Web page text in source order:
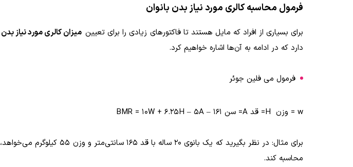
فرمول محاسبه کالری مورد نیاز بدن بانوان
برای بسیاری از افراد که مایل هستند تا فاکتور‌های زیادی را برای تعیین میزان کالری مورد نیاز بدن
دارد که در ادامه به آن‌ها اشاره خواهیم کرد.
فرمول می‌ فلین جوئر
w = وزن H= قد A= سن BMR = 10W + 6.25H – 5A – 161
برای مثال: در نظر بگیرید که یک بانوی
محاسبه کند.